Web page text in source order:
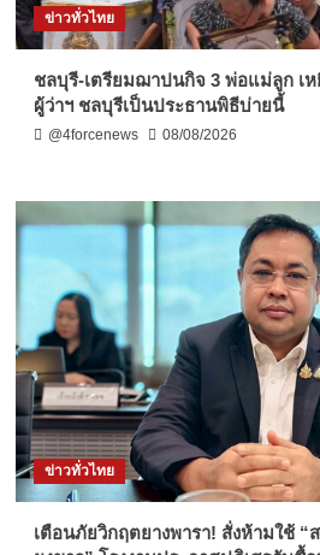
ข่าวทั่วไทย
ชลบุรี-เตรียมฌาปนกิจ 3 พ่อแม่ลูก เ
ผู้ว่าฯ ชลบุรีเป็นประธานพิธีบ่ายนี้
@4forcenews 08/08/2026
ข่าวทั่วไทย
เตือนภัยวิกฤตยางพารา! สั่งห้ามใช้ “